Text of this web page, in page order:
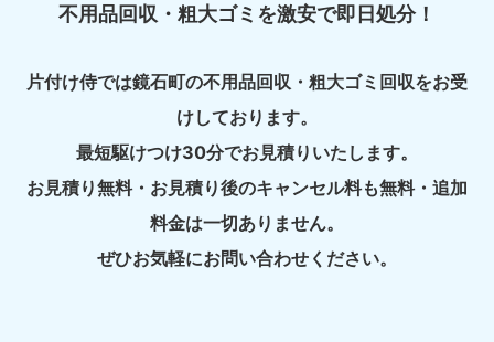
不用品回収・粗大ゴミを激安で即日処分！
片付け侍では鏡石町の不用品回収・粗大ゴミ回収をお受
けしております。
最短駆けつけ30分でお見積りいたします。
お見積り無料・お見積り後のキャンセル料も無料・追加
料金は一切ありません。
ぜひお気軽にお問い合わせください。